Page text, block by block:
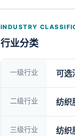
INDUSTRY
行业分类
一级行业 可选
二级行业 纺织
三级行业 纺织